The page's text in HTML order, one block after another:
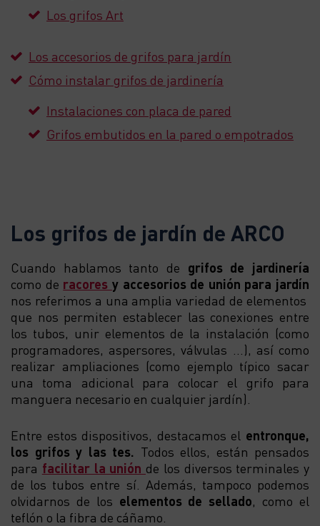
Los grifos Art
Los accesorios de grifos para jardín
Cómo instalar grifos de jardinería
Instalaciones con placa de pared
Grifos embutidos en la pared o empotrados
Los grifos de jardín de ARCO
Cuando hablamos tanto de grifos de jardinería
como de racores y accesorios de unión para jardín
nos referimos a una amplia variedad de elementos
que nos permiten establecer las conexiones entre
los tubos, unir elementos de la instalación (como
programadores, aspersores, válvulas …), así como
realizar ampliaciones (como ejemplo típico sacar
una toma adicional para colocar el grifo para
manguera necesario en cualquier jardín).
Entre estos dispositivos, destacamos el entronque,
los grifos y las tes. Todos ellos, están pensados
para facilitar la unión de los diversos terminales y
de los tubos entre sí. Además, tampoco podemos
olvidarnos de los elementos de sellado, como el
teflón o la fibra de cáñamo.